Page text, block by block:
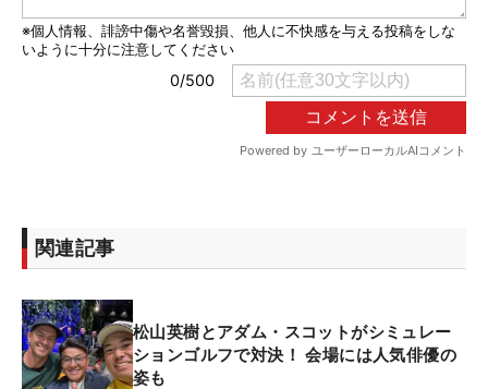
関連記事
松山英樹とアダム・スコットがシミュレー
ションゴルフで対決！ 会場には人気俳優の
姿も